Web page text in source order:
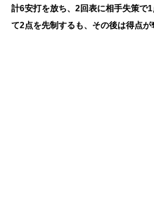
計6安打を放ち、2回表に相手失策で
て2点を先制するも、その後は得点